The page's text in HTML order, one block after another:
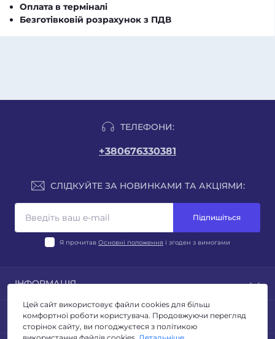
Оплата в терміналі
Безготівковій розрахунок з ПДВ
ТЕЛЕФОНИ:
+380676330381
СЛІДКУЙТЕ ЗА НОВИНКАМИ ТА АКЦІЯМИ:
Підпишіться
Я прочитав Основні положення і згоден з вимогами
ІНФОРМАЦІЯ
Блог
Відгуки
ПОПУЛЯРНЕ
Цей сайт використовує файли cookies для більш
комфортної роботи користувача. Продовжуючи перегляд
сторінок сайту, ви погоджуєтеся з політикою